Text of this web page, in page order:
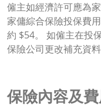
僱主如經濟許可應為
家傭綜合保險投保費
約 $54。 如僱主在投
保險公司更改補充資料
保險內容及費